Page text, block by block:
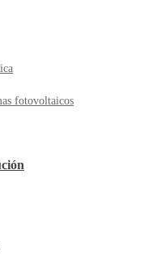
fotovoltaicos